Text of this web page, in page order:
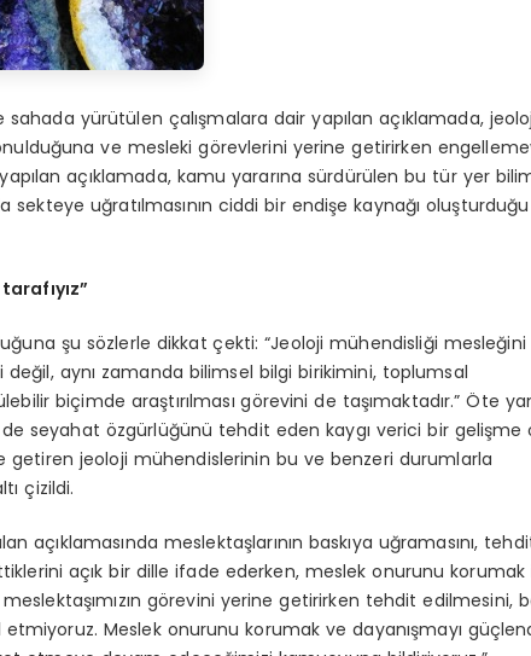
yürütülen çalışmalara dair yapılan açıklamada,
ve mesleki görevlerini yerine getirirken
açıklamada, kamu yararına sürdürülen bu tür yer
sekteye uğratılmasının ciddi bir endişe kaynağı oluşturduğu
şu sözlerle dikkat çekti: “Jeoloji mühendisliği mesleğini
aynı zamanda bilimsel bilgi birikimini, toplumsal
biçimde araştırılması görevini de taşımaktadır.” Öte
seyahat özgürlüğünü tehdit eden kaygı verici bir gelişme
jeoloji mühendislerinin bu ve benzeri durumlarla
çizildi.
açıklamasında meslektaşlarının baskıya uğramasını,
açık bir dille ifade ederken, meslek onurunu korumak
görevini yerine getirirken tehdit edilmesini,
etmiyoruz. Meslek onurunu korumak ve dayanışmayı